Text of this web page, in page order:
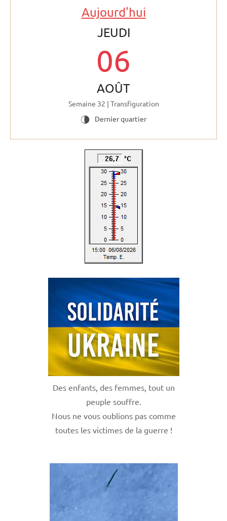
Aujourd'hui
JEUDI
06
AOÛT
Semaine 32 | Transfiguration
U
Dernier quartier
Des enfants, des femmes, tout un
peuple souffre.
Nous ne vous oublions pas comme
toutes les victimes de la guerre !